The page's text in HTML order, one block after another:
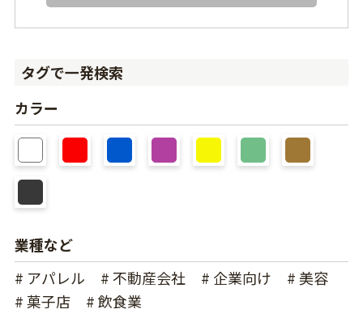
タグで一発検索
カラー
業種など
# アパレル
# 不動産会社 # 企業向け
# 美容
# 菓子店
# 飲食業